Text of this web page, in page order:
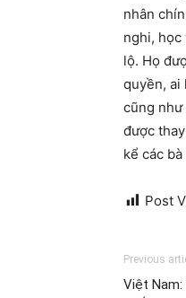
nhân
nghi, học
lộ. Họ
quyền, ai
cũng như
được
kể các
Post
Previous
Việt Nam: